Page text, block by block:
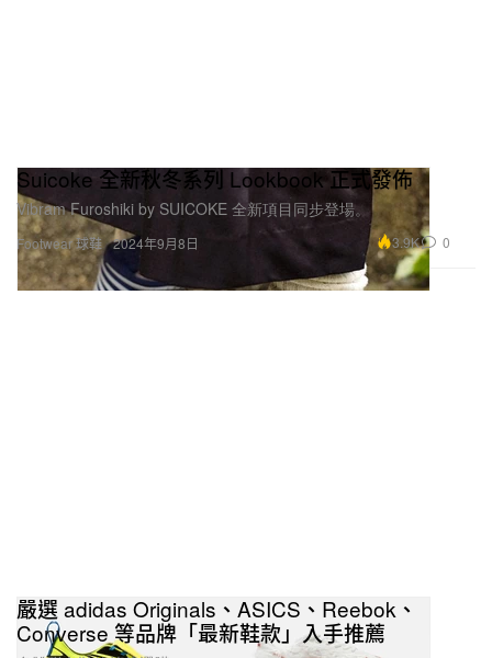
Footwear 球鞋
Suicoke 全新秋冬系列 Lookbook 正式發佈
Vibram Furoshiki by SUICOKE 全新項目同步登場。
2024年9月8日 3.9K 0
嚴選 adidas Originals、ASICS、Reebok、
Converse 等品牌「最新鞋款」入手推薦